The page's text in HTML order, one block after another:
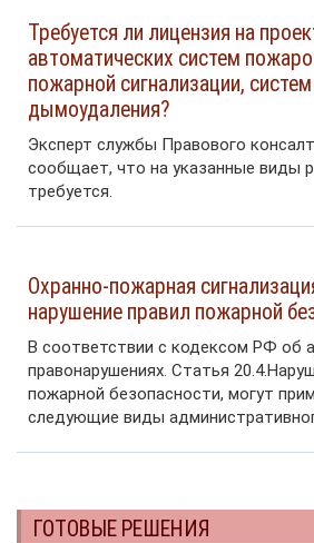
Требуется ли лицензия на
автоматических систем
пожарной сигнализации,
дымоудаления?
Эксперт службы Правового
сообщает, что на указанные виды
требуется.
Охранно-пожарная
нарушение правил пожарной
В соответствии с кодексом РФ об
правонарушениях. Статья
пожарной безопасности, могут
следующие виды
ГОТОВЫЕ РЕШЕНИЯ